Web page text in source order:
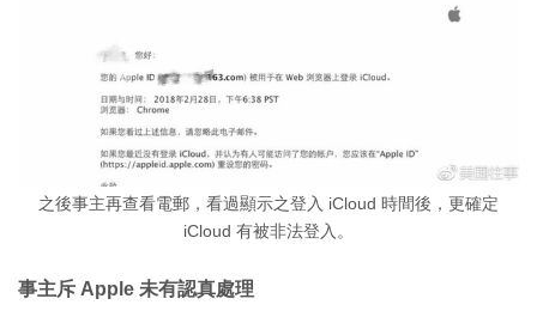
之後事主再查看電郵，看過顯示之登入 iCloud 時間後，更確定
iCloud 有被非法登入。
事主斥 Apple 未有認真處理